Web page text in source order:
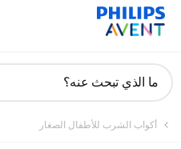
دعم
ما الذي تبحث عنه؟
أكواب الشرب للأطفال الصغار